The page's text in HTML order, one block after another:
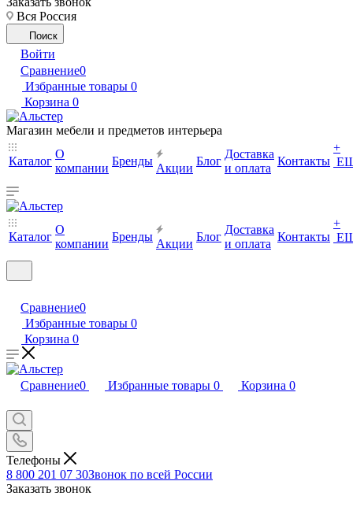
Вся Россия
Поиск
Войти
Сравнение0
Избранные товары 0
Корзина 0
Магазин мебели и предметов интерьера
Каталог
О
компании
Бренды
Акции
Блог
Доставка
и оплата
Контакты
+
Каталог
О
компании
Бренды
Акции
Блог
Доставка
и оплата
Контакты
+
Сравнение0
Избранные товары 0
Корзина 0
Сравнение0 Избранные товары 0 Корзина 0
Телефоны
8 800 201 07 30Звонок по всей России
Заказать звонок